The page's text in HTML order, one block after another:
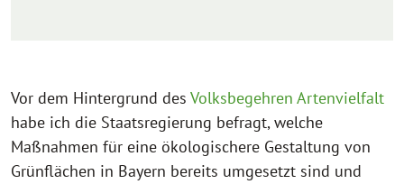
Vor dem Hintergrund des Volksbegehren Artenvielfalt
habe ich die Staatsregierung befragt, welche
Maßnahmen für eine ökologischere Gestaltung von
Grünflächen in Bayern bereits umgesetzt sind und